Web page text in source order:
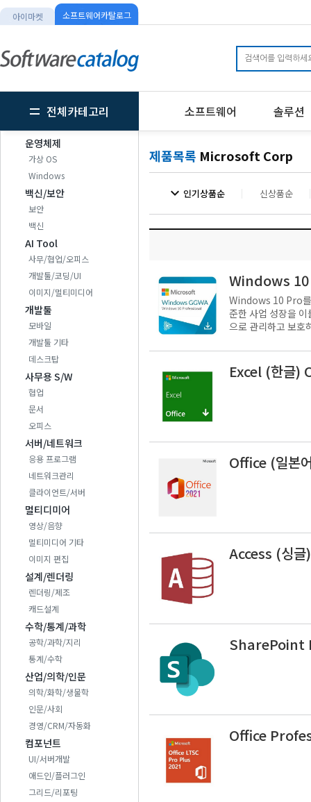
아이마켓 소프트웨어카탈로그
전체카테고리 소프트웨어 솔루션
운영체제
가상 OS
Windows
백신/보안
보안
백신
AI Tool
사무/협업/오피스
개발툴/코딩/UI
이미지/멀티미디어
개발툴
모바일
개발툴 기타
데스크탑
사무용 S/W
협업
문서
오피스
서버/네트워크
응용 프로그램
네트워크관리
클라이언트/서버
멀티디미어
영상/음향
멀티미디어 기타
이미지 편집
설계/렌더링
렌더링/제조
캐드설계
수학/통계/과학
공학/과학/지리
통계/수학
산업/의학/인문
의학/화학/생물학
인문/사회
경영/CRM/자동화
컴포넌트
UI/서버개발
애드인/플러그인
그리드/리포팅
제품목록 Microsoft Corp
expand_more 인기상품순 신상품순
Windows
Windows 10 Pro를
준한 사업 성장을
으로 관리하고 보호하는 데 필
Excel (한글)
Office (일본
Access (싱글
SharePoint
Office